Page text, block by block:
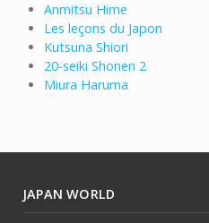
Anmitsu Hime
Les leçons du Japon
Kutsuna Shiori
20-seiki Shonen 2
Miura Haruma
JAPAN WORLD